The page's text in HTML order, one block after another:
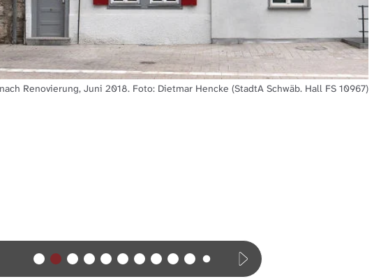
Renovierung, Juni 2018. Foto: Dietmar Hencke (StadtA Schwäb. Hall FS 10967)